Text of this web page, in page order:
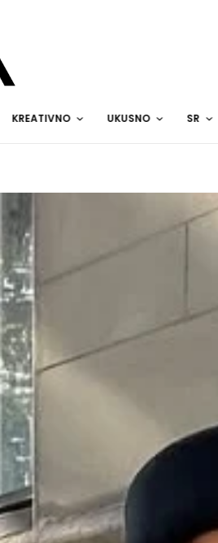
KREATIVNO UKUSNO SR